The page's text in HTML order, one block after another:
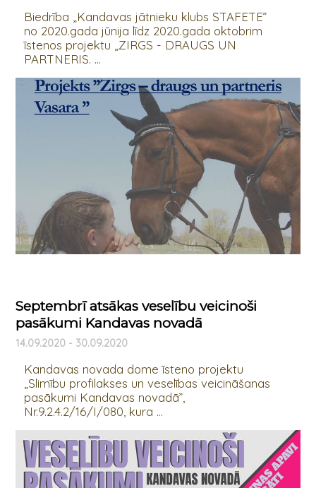
Biedrība „Kandavas jātnieku klubs STAFETE”
no 2020.gada jūnija līdz 2020.gada oktobrim
īstenos projektu „ZIRGS - DRAUGS UN
PARTNERIS. ...
Septembrī atsākas veselību veicinoši
pasākumi Kandavas novadā
14.09.2020 - 30.09.2020
Kandavas novada dome īsteno projektu
„Slimību profilakses un veselības veicināšanas
pasākumi Kandavas novadā”,
Nr.9.2.4.2/16/I/080, kura ...